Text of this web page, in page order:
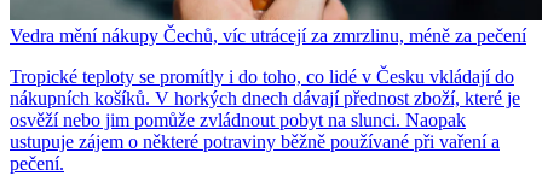
Vedra mění nákupy Čechů, víc utrácejí za zmrzlinu, méně za pečení
Tropické teploty se promítly i do toho, co lidé v Česku vkládají do
nákupních košíků. V horkých dnech dávají přednost zboží, které je
osvěží nebo jim pomůže zvládnout pobyt na slunci. Naopak
ustupuje zájem o některé potraviny běžně používané při vaření a
pečení.